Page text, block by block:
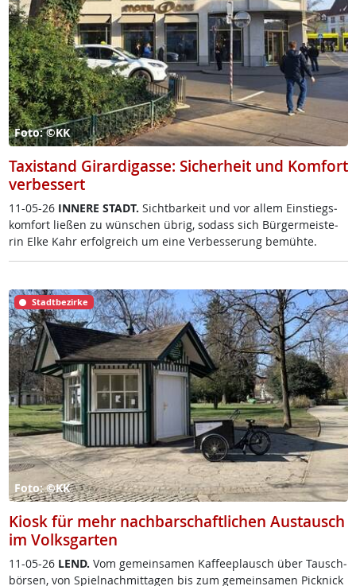
Foto: ©KK
Taxistand Girardigasse: Sicherheit und Komfort
verbessert
11-05-26 IN­NE­RE STADT. Sicht­bar­keit und vor al­lem Ein­s­tiegs­
kom­fort lie­ßen zu wün­schen üb­rig, so­dass sich Bür­ger­meis­te­
rin El­ke Kahr er­folg­reich um ei­ne Ver­bes­se­rung be­müh­te.
Stadtbezirke
Foto: ©KK
Kiosk für mehr nachbarschaftlichen Austausch
im Volksgarten
11-05-26 LEND. Vom ge­mein­sa­men Kaf­fee­plausch über Tausch­
bör­sen, von Spiel­nach­mit­ta­gen bis zum ge­mein­sa­men Pick­nick